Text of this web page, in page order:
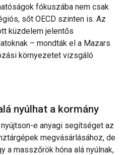
fókuszába nem csak
sőt OECD szinten is. Az
küzdelem jelentős
– mondták el a Mazars
környezetet vizsgáló
nyúlhat a kormány
e anyagi segítséget az
megvásárlásához, de
a masszőrök hóna alá nyúlnak,